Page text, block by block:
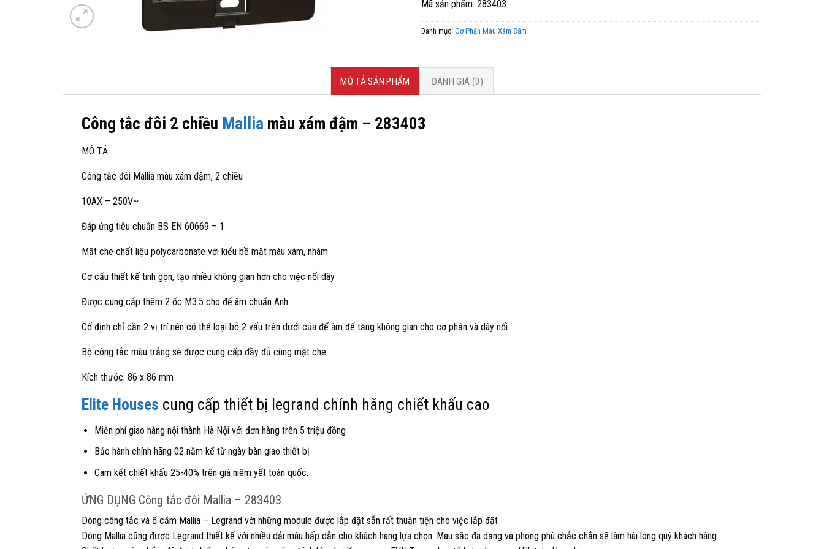
Mã sản phẩm: 283403
Danh mục: Cơ Phận Màu Xám Đậm
MÔ TẢ SẢN PHẨM ĐÁNH GIÁ (0)
Công tắc đôi 2 chiều Mallia màu xám đậm – 283403
MÔ TẢ
Công tắc đôi Mallia màu xám đậm, 2 chiều
10AX – 250V~
Đáp ứng tiêu chuẩn BS EN 60669 – 1
Mặt che chất liệu polycarbonate với kiểu bề mặt màu xám, nhám
Cơ cấu thiết kế tinh gọn, tạo nhiều không gian hơn cho việc nối dây
Được cung cấp thêm 2 ốc M3.5 cho đế âm chuẩn Anh.
Cố định chỉ cần 2 vị trí nên có thể loại bỏ 2 vấu trên dưới của đế âm để tăng không gian cho cơ phận và dây nối.
Bộ công tắc màu trắng sẽ được cung cấp đầy đủ cùng mặt che
Kích thước: 86 x 86 mm
Elite Houses cung cấp thiết bị legrand chính hãng chiết khấu cao
Miễn phí giao hàng nội thành Hà Nội với đơn hàng trên 5 triệu đồng
Bảo hành chính hãng 02 năm kể từ ngày bàn giao thiết bị
Cam kết chiết khấu 25-40% trên giá niêm yết toàn quốc.
ỨNG DỤNG Công tắc đôi Mallia – 283403
Dòng công tắc và ổ cắm Mallia – Legrand với những module được lắp đặt sẵn rất thuận tiện cho việc lắp đặt
Dòng Mallia cũng được Legrand thiết kế với nhiều dải màu hấp dẫn cho khách hàng lựa chọn. Màu sắc đa dạng và phong phú chắc chắn sẽ làm hài lòng quý khách hàng